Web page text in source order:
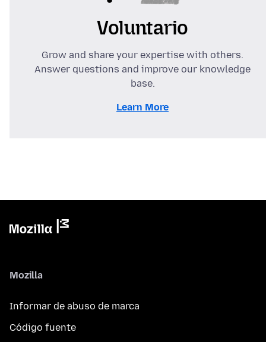
Voluntario
Grow and share your expertise with others.
Answer questions and improve our knowledge
base.
Learn More
Mozilla
Informar de abuso de marca
Código fuente